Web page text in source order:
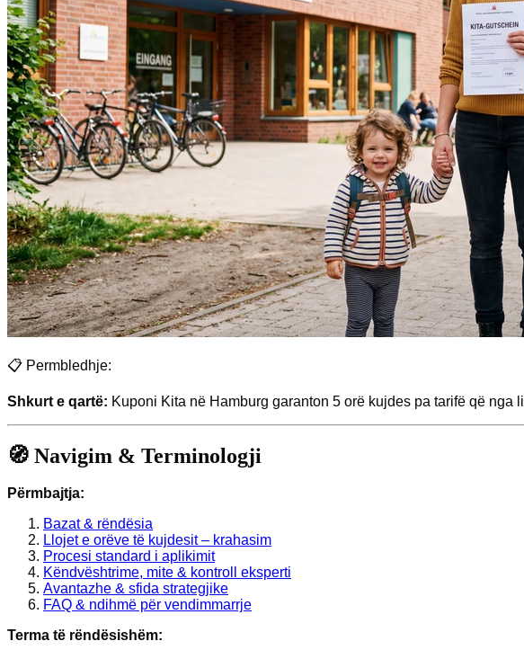
📋 Permbledhje:
Shkurt e qartë: Kuponi Kita në Hamburg garanton 5 orë kujdes pa tarifë që
🧭 Navigim & Terminologji
Përmbajtja:
Bazat & rëndësia
Llojet e orëve të kujdesit – krahasim
Procesi standard i aplikimit
Këndvështrime, mite & kontroll eksperti
Avantazhe & sfida strategjike
FAQ & ndihmë për vendimmarrje
Terma të rëndësishëm: